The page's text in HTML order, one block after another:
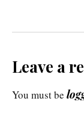
Leave a
You must be